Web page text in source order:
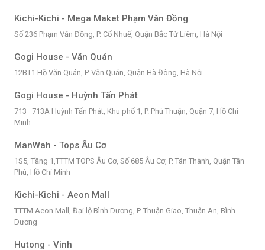
Kichi-Kichi - Mega Maket Phạm Văn Đồng
Số 236 Phạm Văn Đồng, P. Cổ Nhuế, Quận Bắc Từ Liêm, Hà Nội
Gogi House - Văn Quán
12BT1 Hồ Văn Quán, P. Văn Quán, Quận Hà Đông, Hà Nội
Gogi House - Huỳnh Tấn Phát
713–713A Huỳnh Tấn Phát, Khu phố 1, P. Phú Thuận, Quận 7, Hồ Chí
Minh
ManWah - Tops Âu Cơ
1S5, Tầng 1,TTTM TOPS Âu Cơ, Số 685 Âu Cơ, P. Tân Thành, Quận Tân
Phú, Hồ Chí Minh
Kichi-Kichi - Aeon Mall
TTTM Aeon Mall, Đại lộ Bình Dương, P. Thuận Giao, Thuận An, Bình
Dương
Hutong - Vinh